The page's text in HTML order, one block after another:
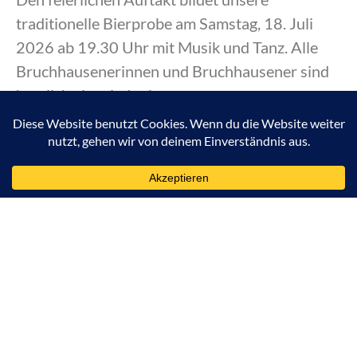
traditionelle Bierprobe am Samstag, 18. Juli
2026 ab 19.30 Uhr mit Musik und Tanz. Alle
Bruchhausenerinnen und Bruchhausener sind
herzlich eingeladen!
Musik: Musikverein Bruchhausen
Kartenvorverkauf:
• Bierprobe 18.07.2026 ab 20.00 Uhr